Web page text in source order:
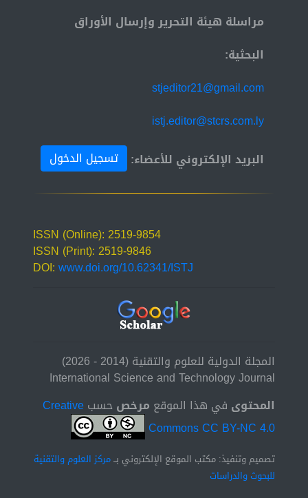
مراسلة هيئة التحرير وإرسال الأوراق
البحثية:
stjeditor21@gmail.com
istj.editor@stcrs.com.ly
البريد الإلكتروني للأعضاء:
تسجيل الدخول
ISSN (Online): 2519-9854
ISSN (Print): 2519-9846
DOI:www.doi.org/10.62341/ISTJ
المجلة الدولية للعلوم والتقنية (2014 - 2026)
International Science and Technology Journal
المحتوى في هذا الموقع مرخصحسبCreative
Commons CC BY-NC 4.0
تصميم وتنفيذ: مكتب الموقع الإلكتروني بــمركز العلوم والتقنية
للبحوث والدراسات